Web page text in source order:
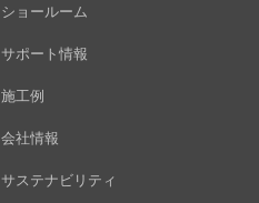
ショールーム
サポート情報
施工例
会社情報
サステナビリティ